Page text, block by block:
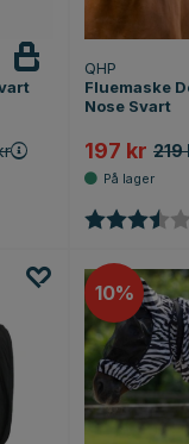
QHP
Fluemaske
Nose Svart
197 kr 219
Karakter:
10%